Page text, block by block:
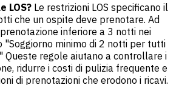
LOS? Le restrizioni LOS specificano il
che un ospite deve prenotare. Ad
inferiore a 3 notti nei
"Soggiorno minimo di 2 notti per tutti
Queste regole aiutano a controllare i
ridurre i costi di pulizia frequente e
di prenotazioni che erodono i ricavi.